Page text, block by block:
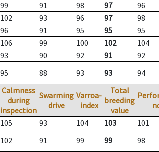
99 91 98 97
96
102 93 96 97
98
96 91 95 95
95
106 99 100 102
104
93 90 92 91
92
95 88 93 93 94
Calmness
during
inspection
Swarming
drive
Varroa-
index
Total
breeding
value
105 93 104 103
101
102 91 99 99 98